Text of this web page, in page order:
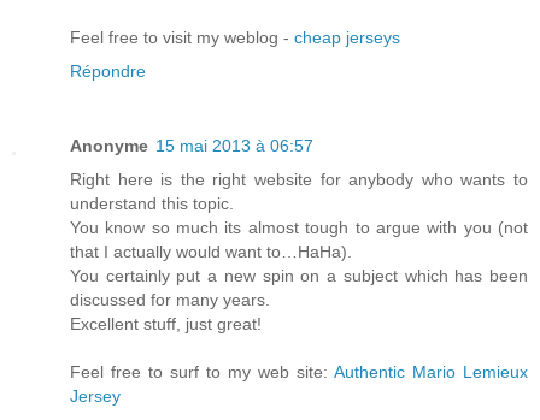
Feel free to visit my weblog - cheap jerseys
Répondre
Anonyme 15 mai 2013 à 06:57
Right here is the right website for anybody who wants to
understand this topic.
You know so much its almost tough to argue with you (not
that I actually would want to…HaHa).
You certainly put a new spin on a subject which has been
discussed for many years.
Excellent stuff, just great!
Feel free to surf to my web site: Authentic Mario Lemieux
Jersey